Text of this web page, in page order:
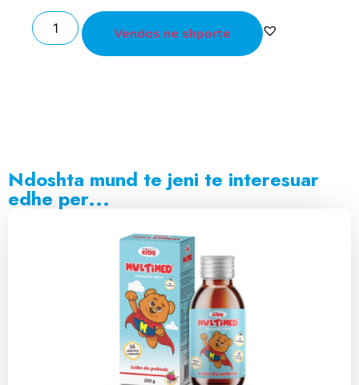
Vendos ne shporte
Ndoshta mund te jeni te interesuar
edhe per...